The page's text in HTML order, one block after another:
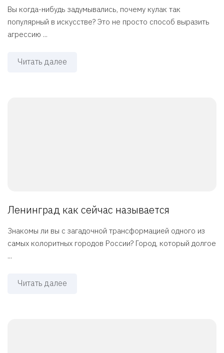
Вы когда-нибудь задумывались, почему кулак так
популярный в искусстве? Это не просто способ выразить
агрессию ...
Читать далее
Ленинград как сейчас называется
Знакомы ли вы с загадочной трансформацией одного из
самых колоритных городов России? Город, который долгое
...
Читать далее